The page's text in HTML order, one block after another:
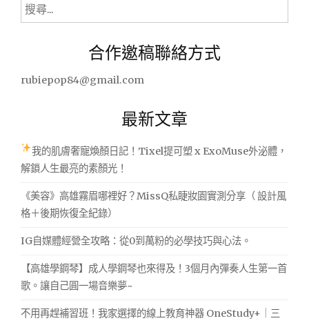
含
完
~"
尋
合作邀稿聯絡方式
rubiepop84@gmail.com
最新文章
我的肌膚奢寵煥顏日記！Tixel提可塑 x ExoMuse外泌體，
解鎖人生最亮的素顏光！
《美容》高雄霧眉哪裡好？MissQ私睫妝園實測分享（ 設計風
格＋後期恢復全紀錄）
IG自媒體經營全攻略：從0到萬粉的必學技巧與心法。
【高雄學鋼琴】成人學鋼琴也來得及！3個月內彈奏人生第一首
歌。讓自己圓一場音樂夢~
不用再趕補習班！我家選擇的線上教育神器 OneStudy+｜三